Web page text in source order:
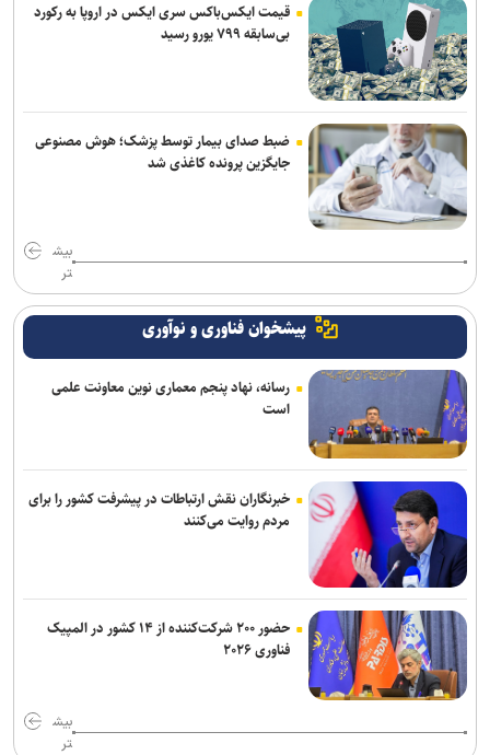
قیمت ایکس‌باکس سری ایکس در اروپا به رکورد
بی‌سابقه ۷۹۹ یورو رسید
ضبط صدای بیمار توسط پزشک؛ هوش مصنوعی
جایگزین پرونده کاغذی شد
بیش
تر
پیشخوان فناوری و نوآوری
رسانه، نهاد پنجم معماری نوین معاونت علمی
است
خبرنگاران نقش ارتباطات در پیشرفت کشور را برای
مردم روایت می‌کنند
حضور ۲۰۰ شرکت‌کننده از ۱۴ کشور در المپیک
فناوری ۲۰۲۶
بیش
تر